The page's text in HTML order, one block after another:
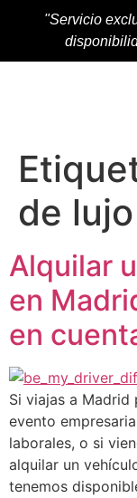
"Servicio
de
Alquilar
en
en
Si viajas a Madrid
evento
laborales, o si
alquilar un
tenemos